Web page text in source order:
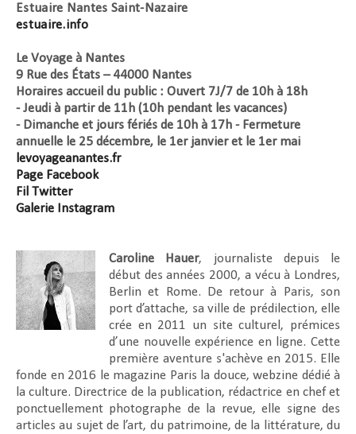
Estuaire Nantes Saint-Nazaire
estuaire.info
Le Voyage à Nantes
9 Rue des États – 44000 Nantes
Horaires accueil du public : Ouvert 7J/7 de 10h à 18h
-Jeudi à partir de 11h (10h pendant les vacances)
- Dimanche et jours fériés de 10h à 17h - Fermeture
annuelle le 25 décembre, le 1er janvier et le 1er mai
levoyageanantes.fr
Page Facebook
Fil Twitter
Galerie Instagram
Caroline Hauer, journaliste depuis le
début des années 2000, a vécu à Londres,
Berlin et Rome. De retour à Paris, son
port d’attache, sa ville de prédilection, elle
crée en 2011 un site culturel, prémices
d’une nouvelle expérience en ligne. Cette
première aventure s'achève en 2015. Elle
fonde en 2016 le magazine Paris la douce, webzine dédié à
la culture. Directrice de la publication, rédactrice en chef et
ponctuellement photographe de la revue, elle signe des
articles au sujet de l’art, du patrimoine, de la littérature, du